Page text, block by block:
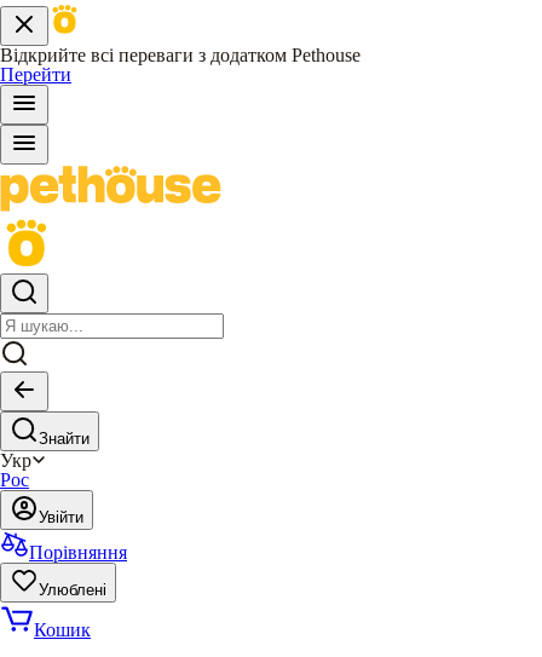
Відкрийте всі переваги з додатком Pethouse
Перейти
Знайти
Укр
Рос
Увійти
Порівняння
Улюблені
Кошик